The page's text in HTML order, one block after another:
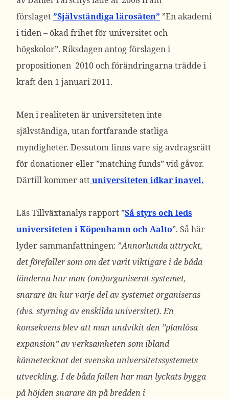
förslaget”Självständiga lärosäten” ”En akademi
i tiden – ökad frihet för universitet och
högskolor”. Riksdagen antog förslagen i
propositionen 2010 och förändringarna trädde i
kraft den 1 januari 2011.
Men i realiteten är universiteten inte
självständiga, utan fortfarande statliga
myndigheter. Dessutom finns vare sig avdragsrätt
för donationer eller ”matching funds” vid gåvor.
Därtill kommer attuniversiteten idkar inavel.
Läs Tillväxtanalys rapport ”Så styrs och leds
universiteten i Köpenhamn och Aalto”. Så här
lyder sammanfattningen: ”Annorlunda uttryckt,
det förefaller som om det varit viktigare i de båda
länderna hur man (om)organiserat systemet,
snarare än hur varje del av systemet organiseras
(dvs. styrning av enskilda universitet). En
konsekvens blev att man undvikit den ”planlösa
expansion” av verksam­heten som ibland
kännetecknat det svenska universitetssystemets
utveckling. I de båda fallen har man lyckats bygga
på höjden snarare än på bredden i